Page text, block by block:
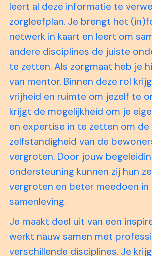
leert al deze informatie te
zorgleefplan. Je brengt het
netwerk in kaart en leert om
andere disciplines de juiste
te zetten. Als zorgmaat heb je
van mentor. Binnen deze rol
vrijheid en ruimte om jezelf te
krijgt de mogelijkheid om je
en expertise in te zetten om de
zelfstandigheid van de
vergroten. Door jouw
ondersteuning kunnen zij hun
vergroten en beter meedoen in
samenleving.
Je maakt deel uit van een
werkt nauw samen met
verschillende disciplines. Je